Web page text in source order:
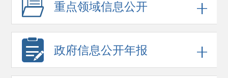
重点领域信息公开
政府信息公开年报